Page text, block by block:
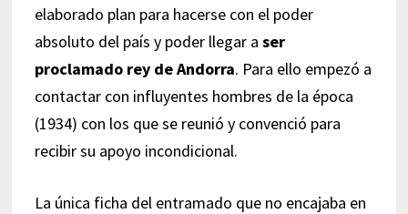
elaborado plan para hacerse con el poder
absoluto del país y poder llegar a ser
proclamado rey de Andorra. Para ello empezó a
contactar con influyentes hombres de la época
(1934) con los que se reunió y convenció para
recibir su apoyo incondicional.
La única ficha del entramado que no encajaba en